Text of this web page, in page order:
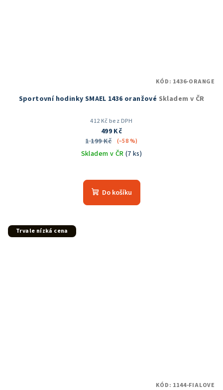
Sportovní hodinky SMAEL 1436 oranžové Skladem v ČR
412 Kč bez DPH
499 Kč
1 199 Kč
(–58 %)
Skladem v ČR (7 ks)
Do košíku
KÓD: 1436-ORANGE
Trvale nízká cena
KÓD: 1144-FIALOVE